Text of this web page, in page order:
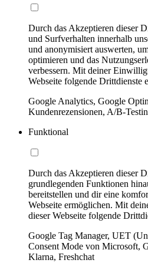
Durch das Akzeptieren dieser
und Surfverhalten innerhalb
und anonymisiert auswerten,
optimieren und das
verbessern. Mit deiner
Webseite folgende Drittdienste
Google Analytics, Google
Kundenrezensionen, A/B-
Funktional
Durch das Akzeptieren dieser
grundlegenden Funktionen
bereitstellen und dir eine
Webseite ermöglichen. Mit
dieser Webseite folgende
Google Tag Manager, UET
Consent Mode von Microsoft,
Klarna, Freshchat